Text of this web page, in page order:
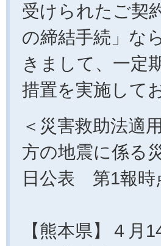
受けられたご契
の締結手続」な
きまして、一定
措置を実施して
＜災害救助法適
方の地震に係る
日公表 第1報時
【熊本県】４月